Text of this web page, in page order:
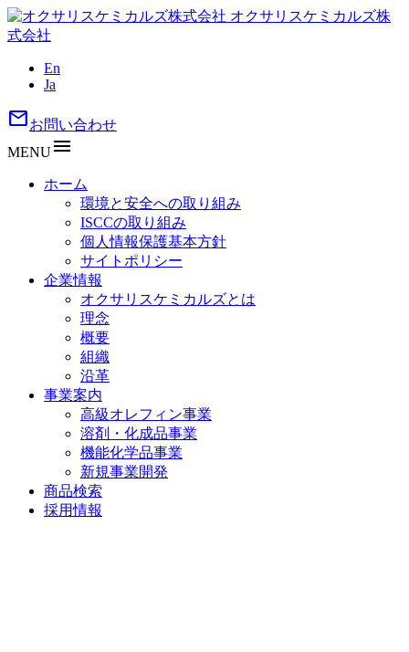
オクサリスケミカルズ株
式会社
En
Ja
mailお問い合わせ
MENUmenu
ホーム
環境と安全への取り組み
ISCCの取り組み
個人情報保護基本方針
サイトポリシー
企業情報
オクサリスケミカルズとは
理念
概要
組織
沿革
事業案内
高級オレフィン事業
溶剤・化成品事業
機能化学品事業
新規事業開発
商品検索
採用情報